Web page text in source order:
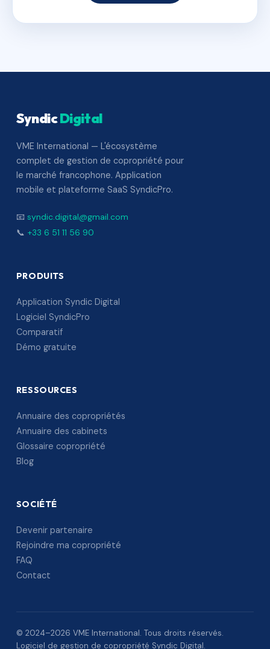
SyndicDigital
VME International — L'écosystème
complet de gestion de copropriété pour
le marché francophone. Application
mobile et plateforme SaaS SyndicPro.
📧 syndic.digital@gmail.com
📞 +33 6 51 11 56 90
PRODUITS
Application Syndic Digital
Logiciel SyndicPro
Comparatif
Démo gratuite
RESSOURCES
Annuaire des copropriétés
Annuaire des cabinets
Glossaire copropriété
Blog
SOCIÉTÉ
Devenir partenaire
Rejoindre ma copropriété
FAQ
Contact
© 2024–2026 VME International. Tous droits réservés.
Logiciel de gestion de copropriété Syndic Digital.